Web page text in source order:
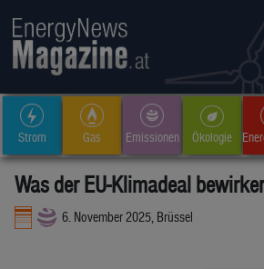
Strom Gas Emissionen Ökologie
Was der EU-Klimadeal
6. November 2025, Brüssel